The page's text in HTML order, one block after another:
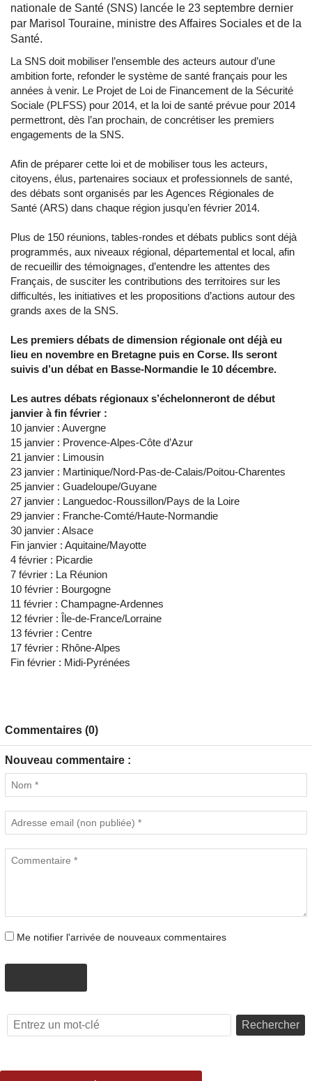
nationale de Santé (SNS) lancée le 23 septembre dernier
par Marisol Touraine, ministre des Affaires Sociales et de la
Santé.
La SNS doit mobiliser l’ensemble des acteurs autour d’une
ambition forte, refonder le système de santé français pour les
années à venir. Le Projet de Loi de Financement de la Sécurité
Sociale (PLFSS) pour 2014, et la loi de santé prévue pour 2014
permettront, dès l’an prochain, de concrétiser les premiers
engagements de la SNS.
Afin de préparer cette loi et de mobiliser tous les acteurs,
citoyens, élus, partenaires sociaux et professionnels de santé,
des débats sont organisés par les Agences Régionales de
Santé (ARS) dans chaque région jusqu’en février 2014.
Plus de 150 réunions, tables-rondes et débats publics sont déjà
programmés, aux niveaux régional, départemental et local, afin
de recueillir des témoignages, d’entendre les attentes des
Français, de susciter les contributions des territoires sur les
difficultés, les initiatives et les propositions d’actions autour des
grands axes de la SNS.
Les premiers débats de dimension régionale ont déjà eu
lieu en novembre en Bretagne puis en Corse. Ils seront
suivis d’un débat en Basse-Normandie le 10 décembre.
Les autres débats régionaux s’échelonneront de début
janvier à fin février :
10 janvier : Auvergne
15 janvier : Provence-Alpes-Côte d’Azur
21 janvier : Limousin
23 janvier : Martinique/Nord-Pas-de-Calais/Poitou-Charentes
25 janvier : Guadeloupe/Guyane
27 janvier : Languedoc-Roussillon/Pays de la Loire
29 janvier : Franche-Comté/Haute-Normandie
30 janvier : Alsace
Fin janvier : Aquitaine/Mayotte
4 février : Picardie
7 février : La Réunion
10 février : Bourgogne
11 février : Champagne-Ardennes
12 février : Île-de-France/Lorraine
13 février : Centre
17 février : Rhône-Alpes
Fin février : Midi-Pyrénées
Commentaires (0)
Nouveau commentaire :
Me notifier l'arrivée de nouveaux commentaires
Rechercher